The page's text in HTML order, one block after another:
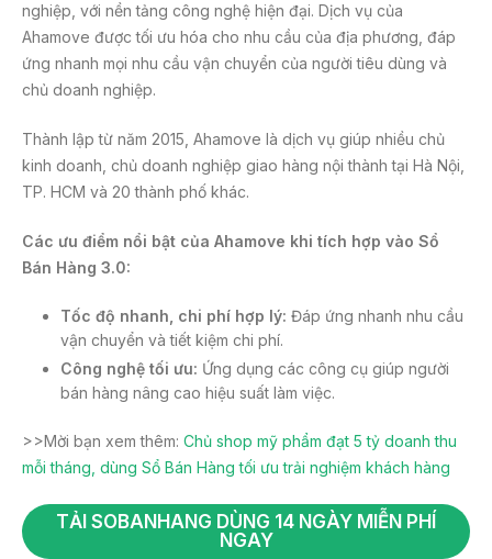
nghiệp, với nền tảng công nghệ hiện đại. Dịch vụ của
Ahamove được tối ưu hóa cho nhu cầu của địa phương, đáp
ứng nhanh mọi nhu cầu vận chuyển của người tiêu dùng và
chủ doanh nghiệp.
Thành lập từ năm 2015, Ahamove là dịch vụ giúp nhiều chủ
kinh doanh, chủ doanh nghiệp giao hàng nội thành tại Hà Nội,
TP. HCM và 20 thành phố khác.
Các ưu điểm nổi bật của Ahamove khi tích hợp vào Sổ
Bán Hàng 3.0:
Tốc độ nhanh, chi phí hợp lý: Đáp ứng nhanh nhu cầu
vận chuyển và tiết kiệm chi phí.
Công nghệ tối ưu: Ứng dụng các công cụ giúp người
bán hàng nâng cao hiệu suất làm việc.
>>Mời bạn xem thêm: Chủ shop mỹ phẩm đạt 5 tỷ doanh thu
mỗi tháng, dùng Sổ Bán Hàng tối ưu trải nghiệm khách hàng
TẢI SOBANHANG DÙNG 14 NGÀY MIỄN PHÍ
NGAY